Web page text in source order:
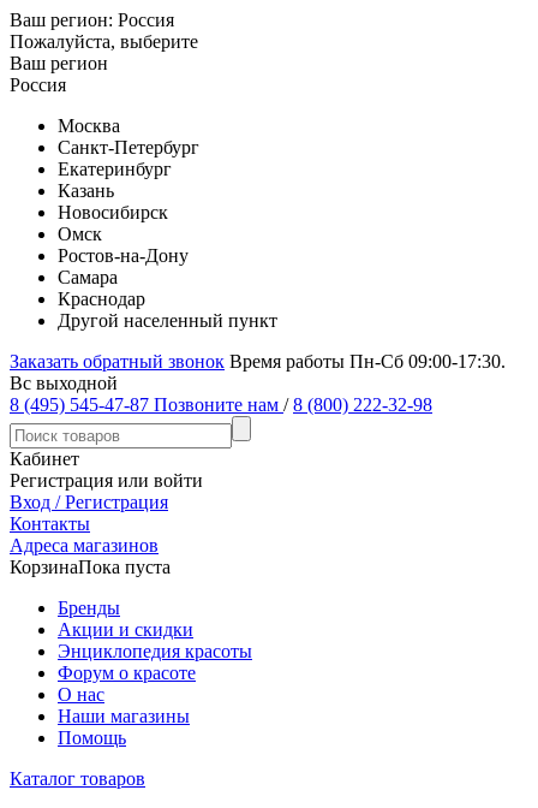
Ваш регион: Россия
Пожалуйста, выберите
Ваш регион
Россия
Москва
Санкт-Петербург
Екатеринбург
Казань
Новосибирск
Омск
Ростов-на-Дону
Самара
Краснодар
Другой населенный пункт
Заказать обратный звонок Время работы Пн-Сб 09:00-17:30.
Вс выходной
8 (495) 545-47-87 Позвоните нам / 8 (800) 222-32-98
Кабинет
Регистрация или войти
Вход / Регистрация
Контакты
Адреса магазинов
КорзинаПока пуста
Бренды
Акции и скидки
Энциклопедия красоты
Форум о красоте
О нас
Наши магазины
Помощь
Каталог товаров